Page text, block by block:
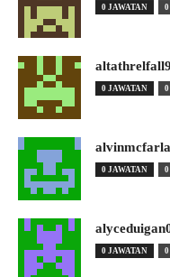
0 JAWATAN
altathrelfall9
0 JAWATAN
0 JAWATAN
0 JAWATAN